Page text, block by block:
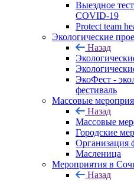
Выездное
COVID-19
Protect team
Экологические
Назад
ЭкоФест -
фестиваль
Массовые
Назад
Массовые
Городские
Организация
Масленица
Мероприятия в
Назад